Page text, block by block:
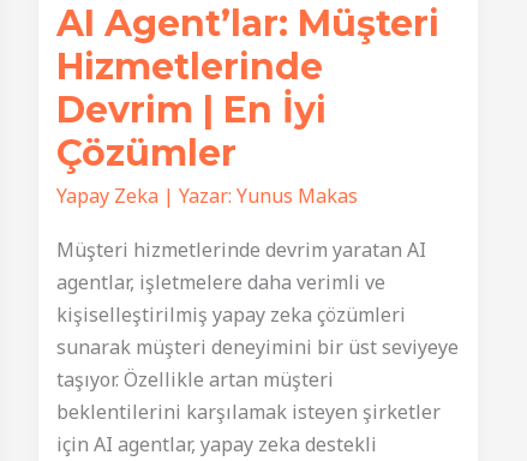
AI Agent’lar: Müşteri
Hizmetlerinde
Devrim | En İyi
Çözümler
Yapay Zeka | Yazar: Yunus Makas
Müşteri hizmetlerinde devrim yaratan AI
agentlar, işletmelere daha verimli ve
kişiselleştirilmiş yapay zeka çözümleri
sunarak müşteri deneyimini bir üst seviyeye
taşıyor. Özellikle artan müşteri
beklentilerini karşılamak isteyen şirketler
için AI agentlar, yapay zeka destekli